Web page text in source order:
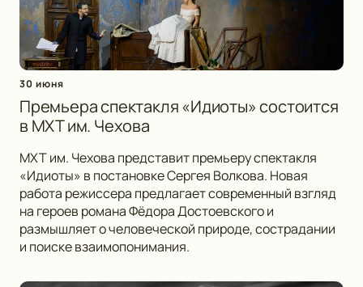
30 июня
Премьера спектакля «Идиоты» состоится
в МХТ им. Чехова
МХТ им. Чехова представит премьеру спектакля
«Идиоты» в постановке Сергея Волкова. Новая
работа режиссера предлагает современный взгляд
на героев романа Фёдора Достоевского и
размышляет о человеческой природе, сострадании
и поиске взаимопонимания.